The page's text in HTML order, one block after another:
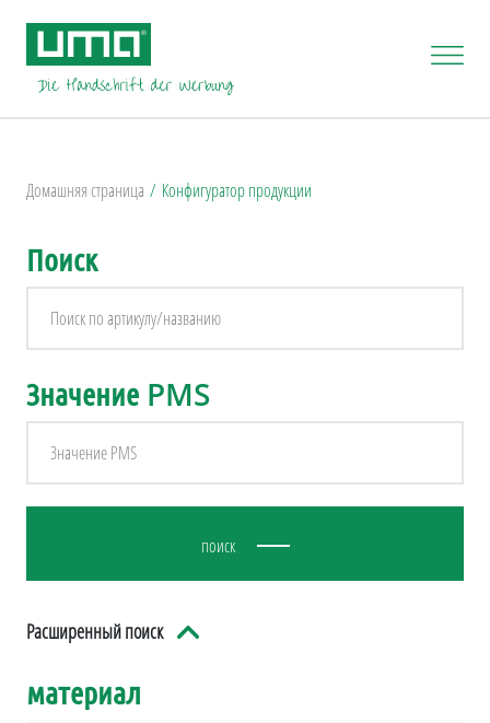
Домашняя страница Конфигуратор продукции
Поиск
Значение PMS
поиск
Расширенный поиск
материал